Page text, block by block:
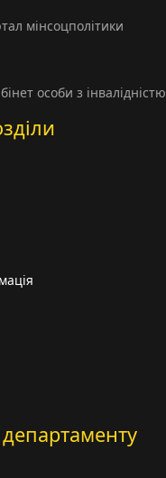
мінсоцполітики
особи з інвалідністю